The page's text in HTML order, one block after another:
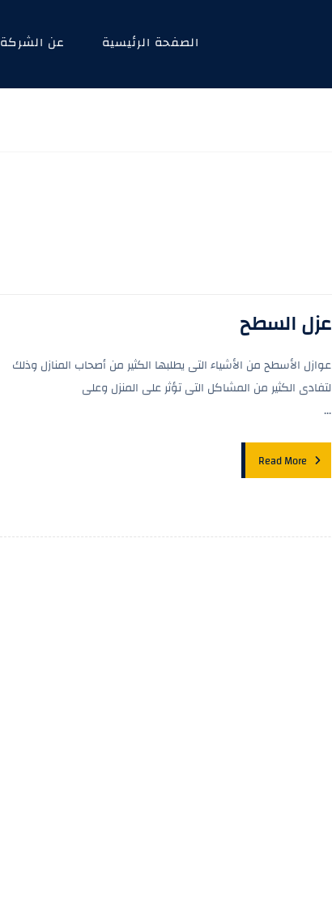
الصفحة الرئيسية عن الشركة
عزل السطح
عوازل الأسطح من الأشياء التى يطلبها الكثير من أصحاب المنازل وذلك
لتفادى الكثير من المشاكل التى تؤثر على المنزل وعلى
...
Read More